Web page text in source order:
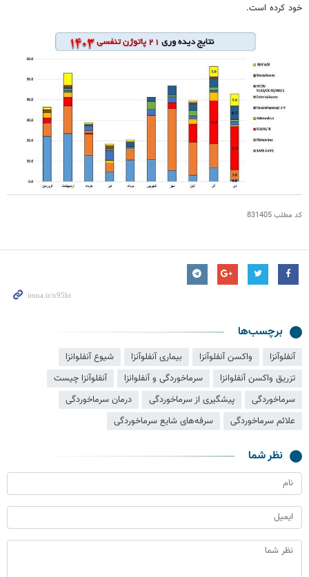
خود کرده است.
کد مطلب831405
برچسب‌ها
آنفلوآنزا واکسن آنفلوآنزا بیماری آنفلوآنزا
شیوع آنفلوانزا
تزریق واکسن آنفلوانزا
سرماخوردگی و آنفلوانزا
آنفلوآنزا چیست
سرماخوردگی
پیشگیری از سرماخوردگی
درمان سرماخوردگی
علائم سرماخوردگی
سرفه‌های شایع سرماخوردگی
نظر شما